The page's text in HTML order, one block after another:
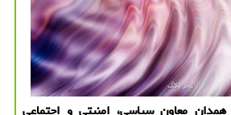
معاون سیاسی، امنیتی و اجتماعی